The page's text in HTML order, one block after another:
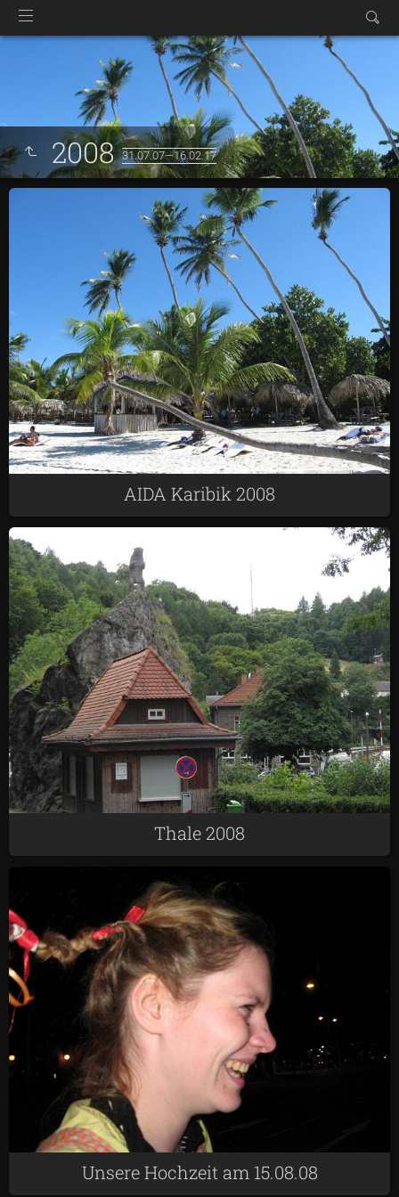
200831.07.07—16.02.17
AIDA Karibik 2008
Thale 2008
Unsere Hochzeit am 15.08.08